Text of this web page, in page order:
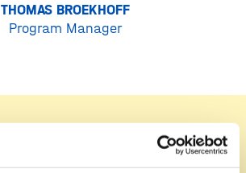
THOMAS BROEKHOFF
Program Manager